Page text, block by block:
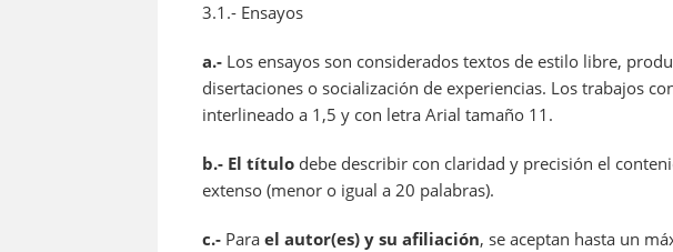
3.1.- Ensayos
a.- Los ensayos son considerados textos de estilo libre,
disertaciones o socialización de experiencias. Los trabajos
interlineado a 1,5 y con letra Arial tamaño 11.
b.- El título debe describir con claridad y precisión el
extenso (menor o igual a 20 palabras).
c.- Para el autor(es) y su afiliación, se aceptan hasta un